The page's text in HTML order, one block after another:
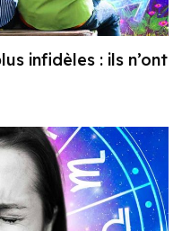
infidèles : ils n’ont